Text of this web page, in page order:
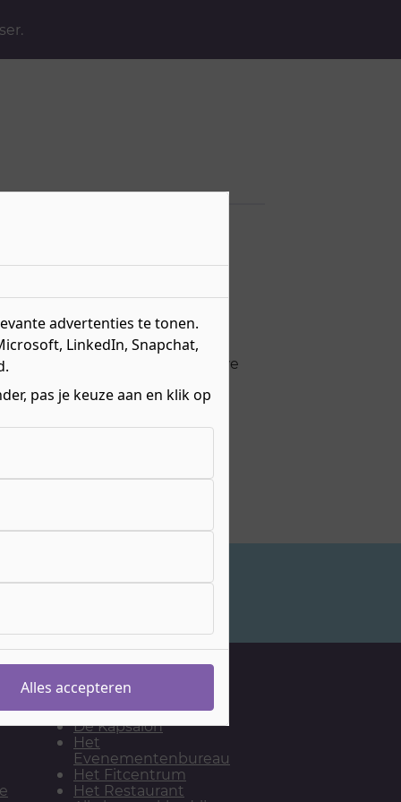
we voegen regelmatig nieuwe
Onze leerwerkbedrijven
De Bakkerij
De Kapsalon
Het
Evenementenbureau
Het Fitcentrum
Het Restaurant
advertenties te tonen.
LinkedIn, Snapchat,
pas je keuze aan en klik op
Alles accepteren